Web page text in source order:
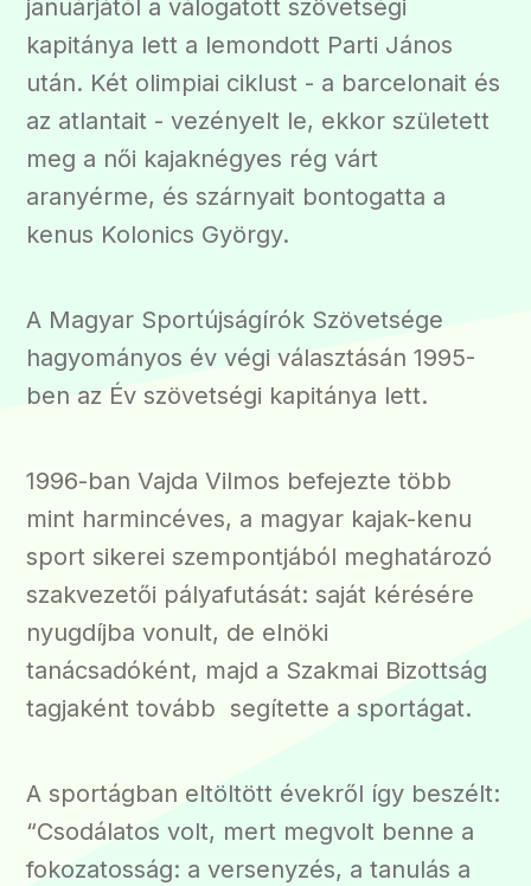
januárjától a válogatott szövetségi
kapitánya lett a lemondott Parti János
után. Két olimpiai ciklust - a barcelonait és
az atlantait - vezényelt le, ekkor született
meg a női kajaknégyes rég várt
aranyérme, és szárnyait bontogatta a
kenus Kolonics György.
A Magyar Sportújságírók Szövetsége
hagyományos év végi választásán 1995-
ben az Év szövetségi kapitánya lett.
1996-ban Vajda Vilmos befejezte több
mint harmincéves, a magyar kajak-kenu
sport sikerei szempontjából meghatározó
szakvezetői pályafutását: saját kérésére
nyugdíjba vonult, de elnöki
tanácsadóként, majd a Szakmai Bizottság
tagjaként tovább segítette a sportágat.
A sportágban eltöltött évekről így beszélt:
“Csodálatos volt, mert megvolt benne a
fokozatosság: a versenyzés, a tanulás a